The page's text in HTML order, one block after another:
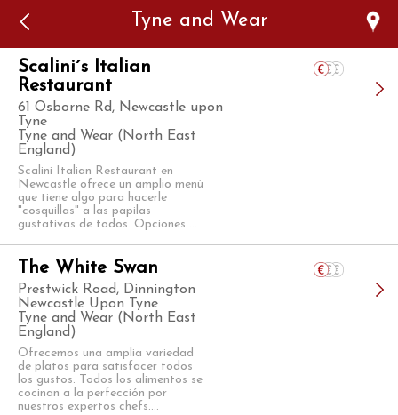
Tyne and Wear
Scalini´s Italian
Restaurant
61 Osborne Rd, Newcastle upon
Tyne
Tyne and Wear (North East
England)
Scalini Italian Restaurant en
Newcastle ofrece un amplio menú
que tiene algo para hacerle
"cosquillas" a las papilas
gustativas de todos. Opciones ...
The White Swan
Prestwick Road, Dinnington
Newcastle Upon Tyne
Tyne and Wear (North East
England)
Ofrecemos una amplia variedad
de platos para satisfacer todos
los gustos. Todos los alimentos se
cocinan a la perfección por
nuestros expertos chefs....
Error: The domain WWW.VIAJARSINGLUTEN.COM is not
authorized to show the cookie declaration for domain group
ID 546ddaab-b478-4440-aa8a-3b0205284212. Please add it to
the domain group in the Cookiebot Manager to authorize
the domain.